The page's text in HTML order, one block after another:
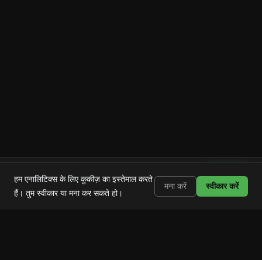
Shortstop
Shorts, Reels और TikTok ब्लॉक करें इंस्टॉल करें
हम एनालिटिक्स के लिए कुकीज़ का इस्तेमाल करते
हैं। तुम स्वीकार या मना कर सकते हो।
मना करें स्वीकार करें